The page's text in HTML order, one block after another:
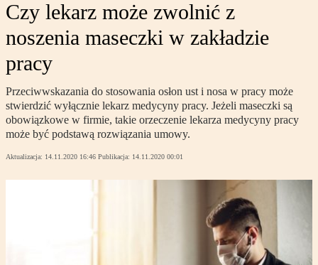
Czy lekarz może zwolnić z
noszenia maseczki w zakładzie
pracy
Przeciwwskazania do stosowania osłon ust i nosa w pracy może
stwierdzić wyłącznie lekarz medycyny pracy. Jeżeli maseczki są
obowiązkowe w firmie, takie orzeczenie lekarza medycyny pracy
może być podstawą rozwiązania umowy.
Aktualizacja: 14.11.2020 16:46 Publikacja: 14.11.2020 00:01